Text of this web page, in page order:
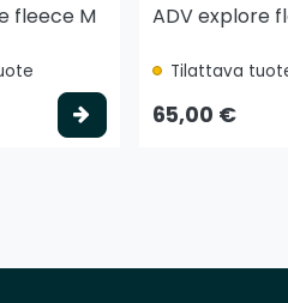
fleece M
Valitse vaihtoehto
ADV explore
Tilattava
65,00 €